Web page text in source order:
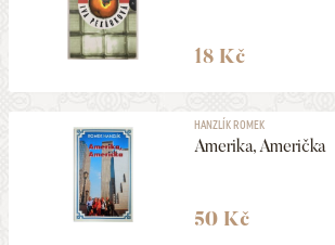
18 Kč
HANZLÍK ROMEK
Amerika, Američka
50 Kč